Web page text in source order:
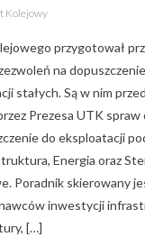
Kolejowy
przygotował
na
stałych. Są w nim
Prezesa UTK spraw
do eksploatacji
Energia oraz
Poradnik skierowany
inwestycji
[…]